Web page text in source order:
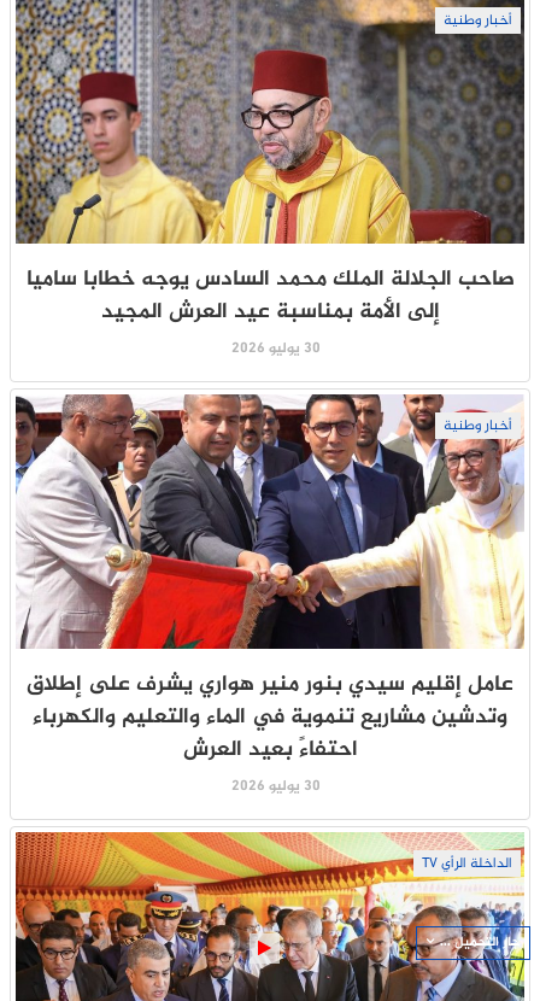
أخبار وطنية
صاحب الجلالة الملك محمد السادس يوجه خطابا ساميا
إلى الأمة بمناسبة عيد العرش المجيد
30 يوليو 2026
أخبار وطنية
عامل إقليم سيدي بنور منير هواري يشرف على إطلاق
وتدشين مشاريع تنموية في الماء والتعليم والكهرباء
احتفاءً بعيد العرش
30 يوليو 2026
الداخلة الرأي TV
جار التحميل ...